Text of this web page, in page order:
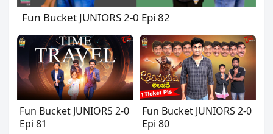
Fun Bucket JUNIORS 2-0 Epi 82
Fun Bucket JUNIORS 2-0
Epi 81
Fun Bucket JUNIORS 2-0
Epi 80